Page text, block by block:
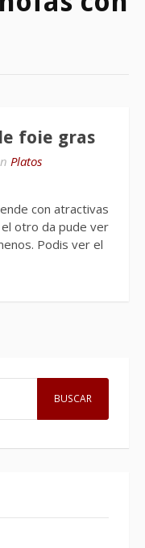
foie gras
Platos
con atractivas
otro da pude ver
Podis ver el